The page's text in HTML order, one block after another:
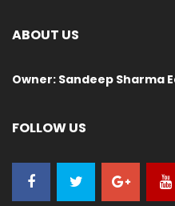
ABOUT US
Owner: Sandeep Sharma
FOLLOW US